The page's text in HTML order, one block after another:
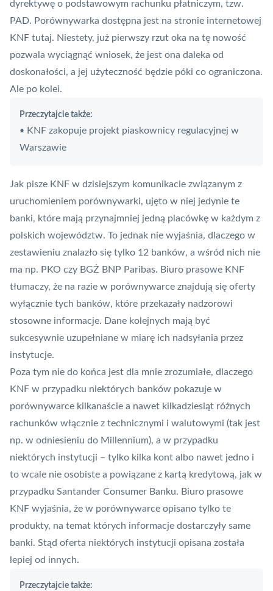
dyrektywę o podstawowym rachunku płatniczym, tzw.
PAD. Porównywarka dostępna jest na stronie internetowej
KNF tutaj. Niestety, już pierwszy rzut oka na tę nowość
pozwala wyciągnąć wniosek, że jest ona daleka od
doskonałości, a jej użyteczność będzie póki co ograniczona.
Ale po kolei.
Przeczytajcie także:
• KNF zakopuje projekt piaskownicy regulacyjnej w
Warszawie
Jak pisze KNF w dzisiejszym komunikacie związanym z
uruchomieniem porównywarki, ujęto w niej jedynie te
banki, które mają przynajmniej jedną placówkę w każdym z
polskich województw. To jednak nie wyjaśnia, dlaczego w
zestawieniu znalazło się tylko 12 banków, a wśród nich nie
ma np. PKO czy BGŻ BNP Paribas. Biuro prasowe KNF
tłumaczy, że na razie w porównywarce znajdują się oferty
wyłącznie tych banków, które przekazały nadzorowi
stosowne informacje. Dane kolejnych mają być
sukcesywnie uzupełniane w miarę ich nadsyłania przez
instytucje.
Poza tym nie do końca jest dla mnie zrozumiałe, dlaczego
KNF w przypadku niektórych banków pokazuje w
porównywarce kilkanaście a nawet kilkadziesiąt różnych
rachunków włącznie z technicznymi i walutowymi (tak jest
np. w odniesieniu do Millennium), a w przypadku
niektórych instytucji – tylko kilka kont albo nawet jedno i
to wcale nie osobiste a powiązane z kartą kredytową, jak w
przypadku Santander Consumer Banku. Biuro prasowe
KNF wyjaśnia, że w porównywarce opisano tylko te
produkty, na temat których informacje dostarczyły same
banki. Stąd oferta niektórych instytucji opisana została
lepiej od innych.
Przeczytajcie także: